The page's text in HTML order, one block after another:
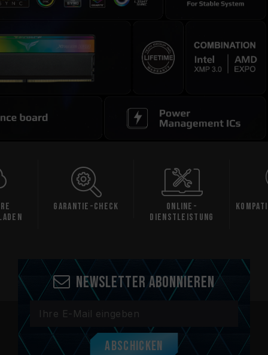
Online-
Kompatibilitätsprüf
ung
Newsletter abonnieren
Abschicken